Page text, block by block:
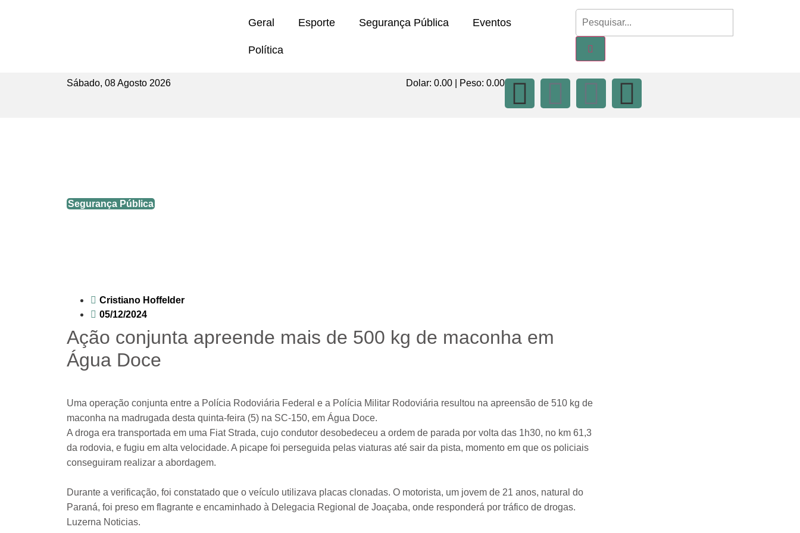
Geral Esporte Segurança Pública Eventos
Política
Sábado, 08 Agosto 2026 Dolar: 0.00 | Peso: 0.00
Segurança Pública
Cristiano Hoffelder
05/12/2024
Ação conjunta apreende mais de 500 kg de maconha em
Água Doce
Uma operação conjunta entre a Polícia Rodoviária Federal e a Polícia Militar Rodoviária resultou na apreensão de 510 kg de
maconha na madrugada desta quinta-feira (5) na SC-150, em Água Doce.
A droga era transportada em uma Fiat Strada, cujo condutor desobedeceu a ordem de parada por volta das 1h30, no km 61,3
da rodovia, e fugiu em alta velocidade. A picape foi perseguida pelas viaturas até sair da pista, momento em que os policiais
conseguiram realizar a abordagem.
Durante a verificação, foi constatado que o veículo utilizava placas clonadas. O motorista, um jovem de 21 anos, natural do
Paraná, foi preso em flagrante e encaminhado à Delegacia Regional de Joaçaba, onde responderá por tráfico de drogas.
Luzerna Noticias.